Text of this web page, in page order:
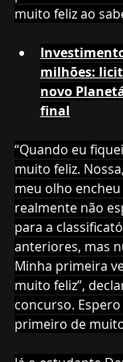
muito feliz ao
milhões:
novo
final
“Quando eu
muito feliz.
meu olho
realmente não
para a
anteriores, mas
Minha primeira
muito feliz”,
concurso.
primeiro de